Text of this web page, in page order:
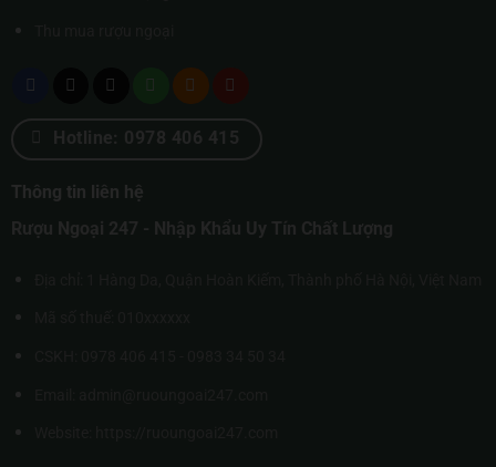
Hotline: 0978 406 415
Thông tin liên hệ
Rượu Ngoại 247 - Nhập Khẩu Uy Tín Chất Lượng